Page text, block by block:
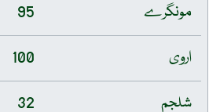
مونگرے
95
اروی
100
شلجم
32